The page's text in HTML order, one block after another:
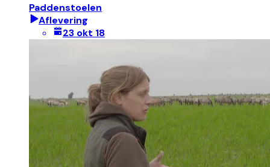
Paddenstoelen
Aflevering
23 okt 18